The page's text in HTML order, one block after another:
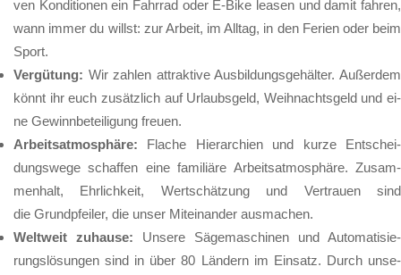
ven Kon­di­tio­nen ein Fahr­rad oder E-Bi­ke lea­sen und da­mit fah­ren,
wann im­mer du willst: zur Ar­beit, im All­tag, in den Fe­ri­en oder beim
Sport.
Ver­gü­tung: Wir zah­len at­trak­ti­ve Aus­bil­dungs­ge­häl­ter. Au­ßer­dem
könnt ihr euch zu­sätz­lich auf Ur­laubs­geld, Weih­nachts­geld und ei­
ne Ge­winn­be­tei­li­gung freu­en.
Ar­beits­at­mo­sphä­re: Fla­che Hier­ar­chi­en und kur­ze Ent­schei­
dungs­we­ge schaf­fen ei­ne fa­mi­li­ä­re Ar­beits­at­mo­sphä­re. Zu­sam­
men­halt, Ehr­lich­keit, Wert­schät­zung und Ver­trau­en sind
die Grund­pfei­ler, die un­ser Mit­ein­an­der aus­ma­chen.
Welt­weit zu­hau­se: Un­se­re Sä­ge­ma­schi­nen und Au­to­ma­ti­sie­
rungs­lö­sun­gen sind in über 80 Län­dern im Ein­satz. Durch un­se­